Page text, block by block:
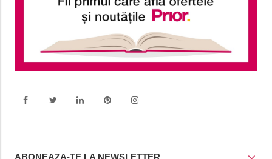
ABONEAZA-TE LA NEWSLETTER